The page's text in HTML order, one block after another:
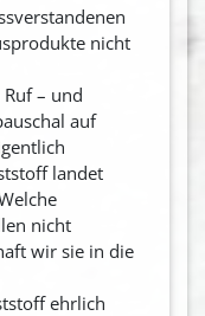
nicht
– und
auf
landet
nicht
wir sie in die
ehrlich